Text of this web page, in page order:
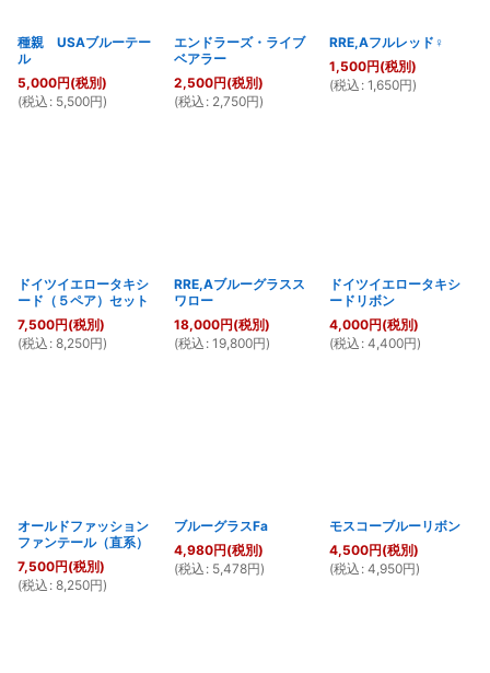
種親 USAブルーテー
ル
5,000円(税別)
(税込 : 5,500円)
エンドラーズ・ライブ
ベアラー
2,500円(税別)
(税込 : 2,750円)
RRE,Aフルレッド♀
1,500円(税別)
(税込 : 1,650円)
ドイツイエロータキシ
ード（５ペア）セット
7,500円(税別)
(税込 : 8,250円)
RRE,Aブルーグラスス
ワロー
18,000円(税別)
(税込 : 19,800円)
ドイツイエロータキシ
ードリボン
4,000円(税別)
(税込 : 4,400円)
オールドファッション
ファンテール（直系）
7,500円(税別)
(税込 : 8,250円)
ブルーグラスFa
4,980円(税別)
(税込 : 5,478円)
モスコーブルーリボン
4,500円(税別)
(税込 : 4,950円)